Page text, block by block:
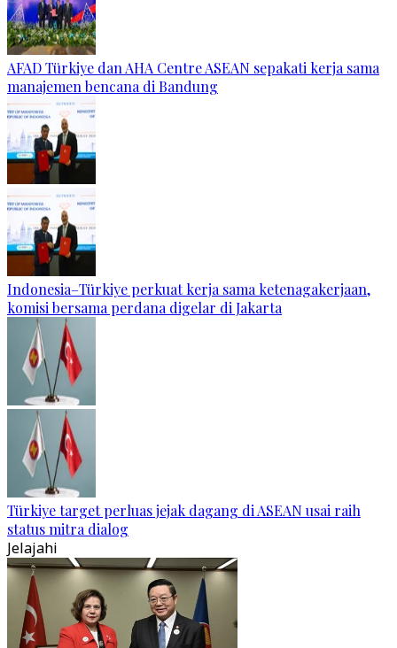
AFAD Türkiye dan AHA Centre ASEAN sepakati kerja sama
manajemen bencana di Bandung
Indonesia–Türkiye perkuat kerja sama ketenagakerjaan,
komisi bersama perdana digelar di Jakarta
Türkiye target perluas jejak dagang di ASEAN usai raih
status mitra dialog
Jelajahi